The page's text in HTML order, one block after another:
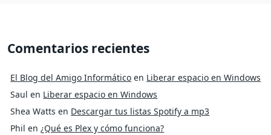
Comentarios recientes
El Blog del Amigo Informático en Liberar espacio en Windows
Saul en Liberar espacio en Windows
Shea Watts en Descargar tus listas Spotify a mp3
Phil en¿Qué es Plex y cómo funciona?